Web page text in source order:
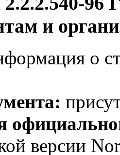
и
о
версии